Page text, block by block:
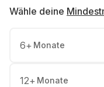
Wähle deine
6+ Monate
12+ Monate